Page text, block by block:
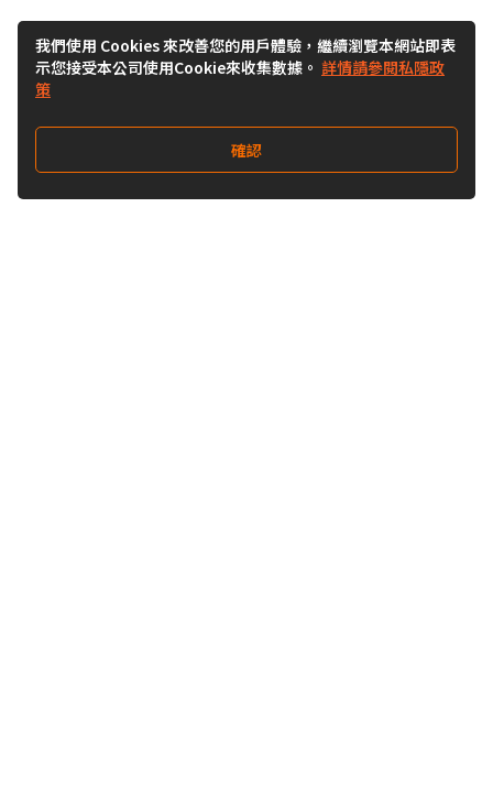
我們使用 Cookies 來改善您的用戶體驗，繼續瀏覽本網站即表
示您接受本公司使用Cookie來收集數據。 詳情請參閱私隱政
策
確認